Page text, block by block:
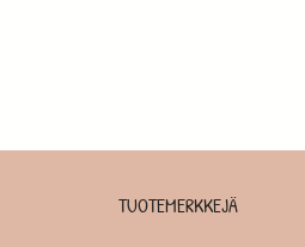
TUOTEMERKKEJÄ